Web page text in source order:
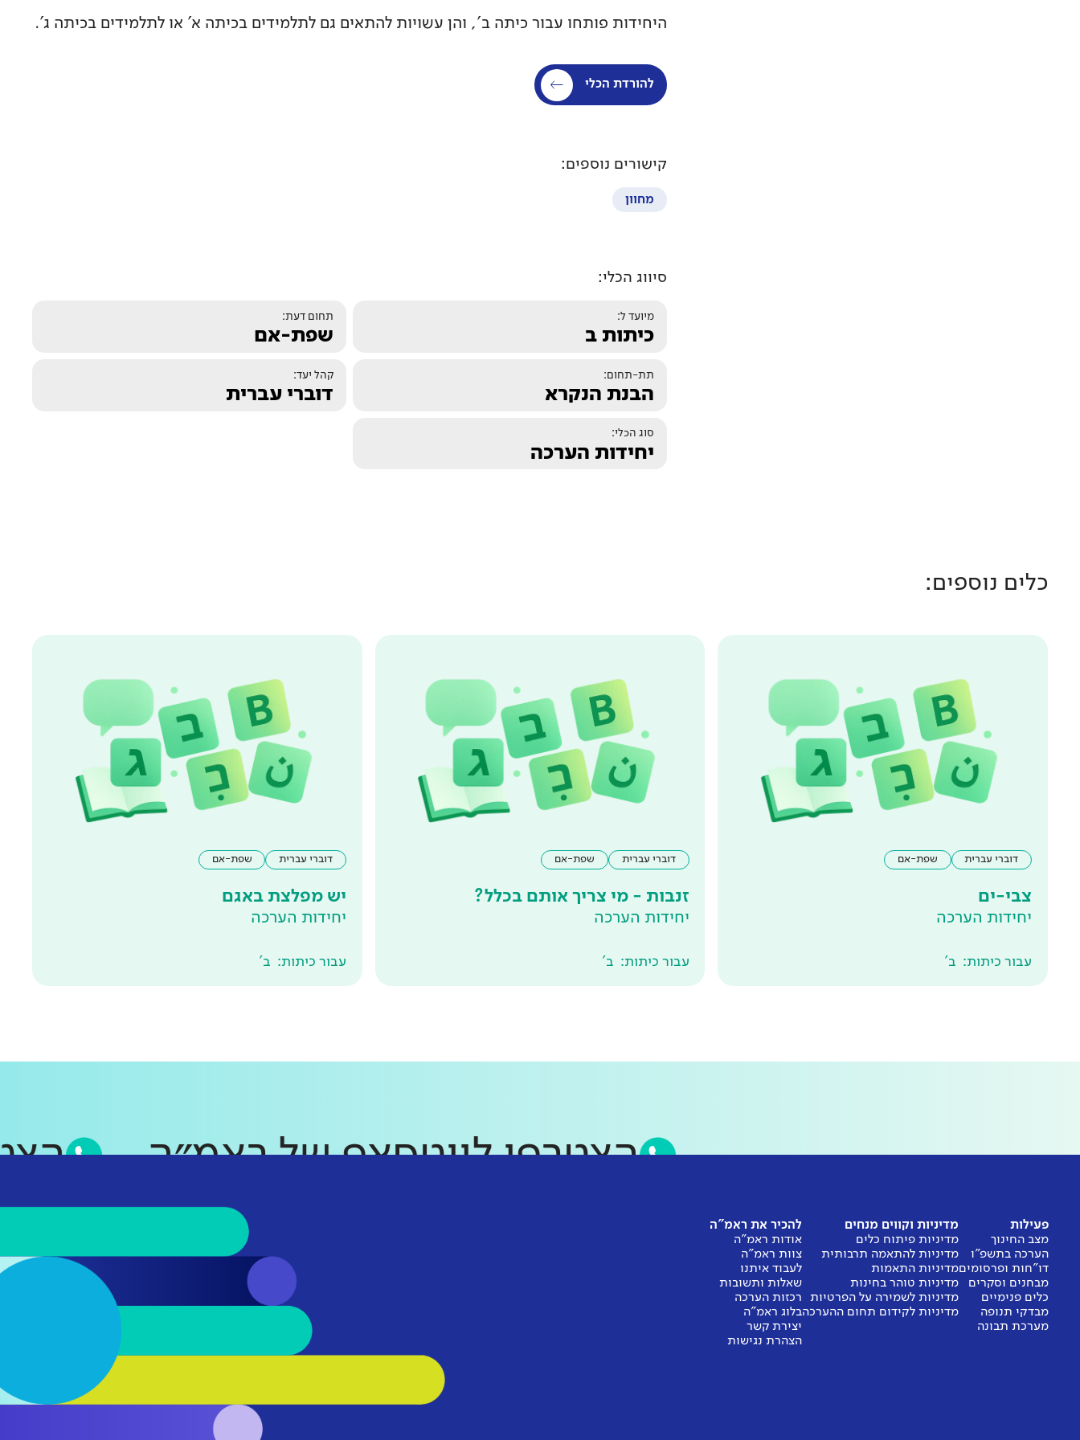
היחידות פותחו עבור כיתה ב', והן עשויות להתאים גם לתלמידים בכיתה א' או לתלמידים בכיתה ג'.
להורדת הכלי
קישורים נוספים:
מחוון
סיווג הכלי:
מיועד ל:
כיתות ב
תחום דעת:
שפת-אם
תת-תחום:
הבנת הנקרא
קהל יעד:
דוברי עברית
סוג הכלי:
יחידות הערכה
כלים נוספים:
דוברי עברית שפת-אם
צבי-ים
יחידות הערכה
עבור כיתות: ב'
דוברי עברית שפת-אם
זנבות - מי צריך אותם בכלל?
יחידות הערכה
עבור כיתות: ב'
דוברי עברית שפת-אם
יש מפלצת באגם
יחידות הערכה
עבור כיתות: ב'
הצטרפו לווטסאפ של ראמ״ה
פעילות
מצב החינוך
הערכה בתשפ"ו
דו"חות ופרסומים
מבחנים וסקרים
כלים פנימיים
מבדקי תנופה
מערכת תבונה
מדיניות וקווים מנחים
מדיניות פיתוח כלים
מדיניות להתאמה תרבותית
מדיניות התאמות
מדיניות טוהר בחינות
מדיניות לשמירה על הפרטיות
מדיניות לקידום תחום ההערכה
להכיר את ראמ"ה
אודות ראמ"ה
צוות ראמ"ה
לעבוד איתנו
שאלות ותשובות
רכזות הערכה
בלוג ראמ"ה
יצירת קשר
הצהרת נגישות